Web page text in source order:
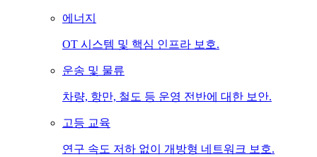
에너지
OT 시스템 및 핵심 인프라 보호.
운송 및 물류
차량, 항만, 철도 등 운영 전반에 대한 보안.
고등 교육
연구 속도 저하 없이 개방형 네트워크 보호.